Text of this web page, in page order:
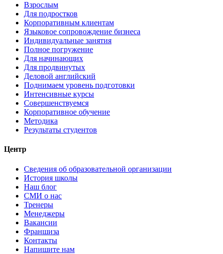
Взрослым
Для подростков
Корпоративным клиентам
Языковое сопровождение бизнеса
Индивидуальные занятия
Полное погружение
Для начинающих
Для продвинутых
Деловой английский
Поднимаем уровень подготовки
Интенсивные курсы
Совершенствуемся
Корпоративное обучение
Методика
Результаты студентов
Центр
Сведения об образовательной организации
История школы
Наш блог
СМИ о нас
Тренеры
Менеджеры
Вакансии
Франшиза
Контакты
Напишите нам